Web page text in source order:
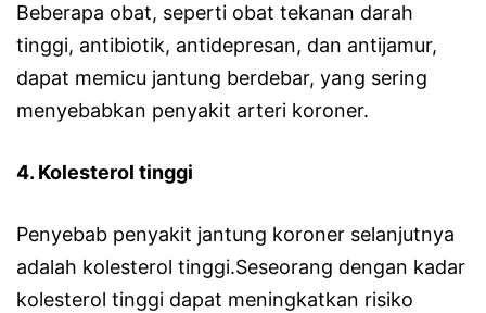
Beberapa obat, seperti obat tekanan darah
tinggi, antibiotik, antidepresan, dan antijamur,
dapat memicu jantung berdebar, yang sering
menyebabkan penyakit arteri koroner.
4. Kolesterol tinggi
Penyebab penyakit jantung koroner selanjutnya
adalah kolesterol tinggi.Seseorang dengan kadar
kolesterol tinggi dapat meningkatkan risiko